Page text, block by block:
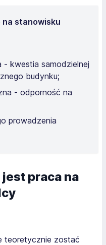
stanowisku
kwestia samodzielnej
budynku;
- odporność na
prowadzenia
praca na
teoretycznie zostać